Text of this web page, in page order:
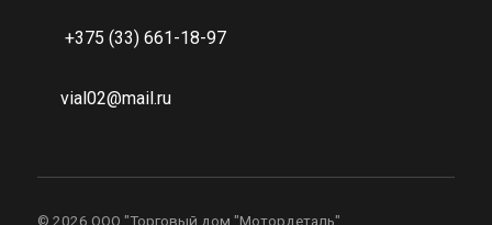
+375 (33) 661-18-97
vial02@mail.ru
© 2026 ООО "Торговый дом "Мотордеталь"